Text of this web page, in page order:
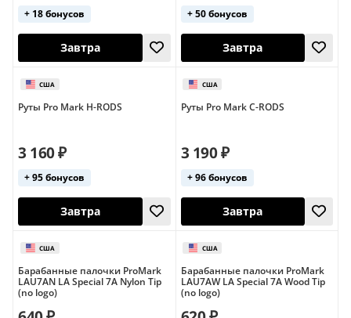
США
Сегодня
США
Сегодня
+ 18 бонусов
Завтра
+ 50 бонусов
Завтра
Руты Pro Mark H-RODS
3 160 ₽
+ 95 бонусов
Руты Pro Mark C-RODS
3 190 ₽
+ 96 бонусов
Барабанные палочки ProMark
LAU7AN LA Special 7A Nylon Tip
(no logo)
Барабанные палочки ProMark
LAU7AW LA Special 7A Wood Tip
(no logo)